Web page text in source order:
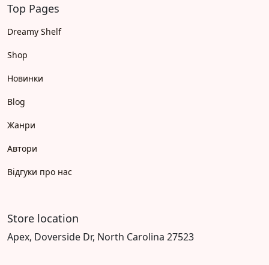
Top Pages
Dreamy Shelf
Shop
Новинки
Blog
Жанри
Автори
Відгуки про нас
Store location
Apex, Doverside Dr, North Carolina 27523